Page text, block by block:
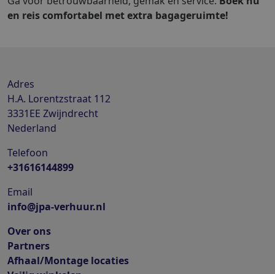
en reis comfortabel met extra bagageruimte!
Adres
H.A. Lorentzstraat 112
3331EE Zwijndrecht
Nederland
Telefoon
+31616144899
Email
info@jpa-verhuur.nl
Over ons
Partners
Afhaal/Montage locaties